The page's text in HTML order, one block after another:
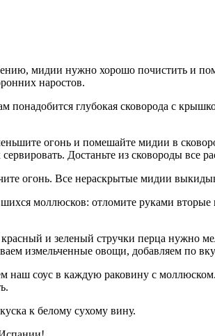
мидии нужно хорошо почистить и
наростов.
понадобится глубокая сковорода с
огонь и помешайте мидии в
Достаньте из сковороды
огонь. Все нераскрытые мидии
моллюсков: отломите руками
и зеленый стручки перца нужно
измельченные овощи, добавляем по
наш соус в каждую раковину с
к белому сухому вину.